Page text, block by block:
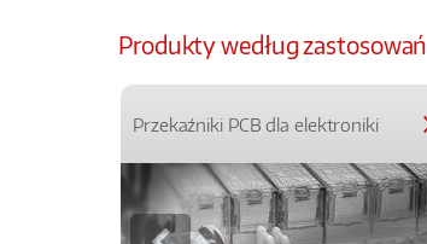
Produkty według zastosowań
Przekaźniki PCB dla elektroniki